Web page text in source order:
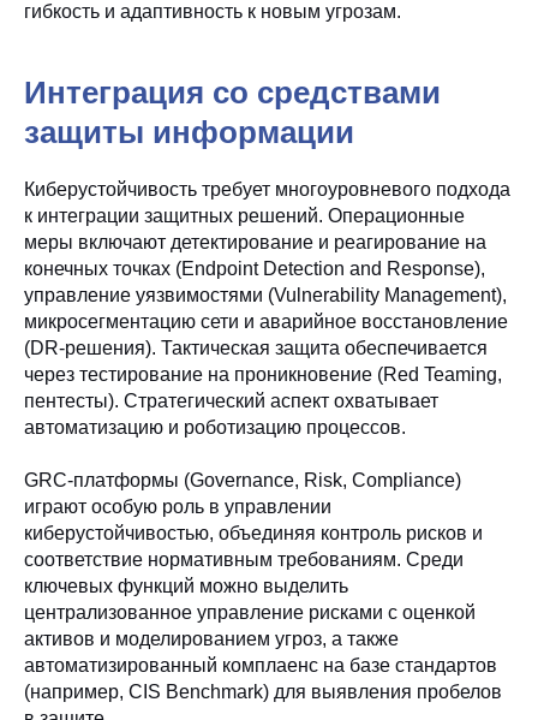
гибкость и адаптивность к новым угрозам.
Интеграция со средствами
защиты информации
Киберустойчивость требует многоуровневого подхода
к интеграции защитных решений. Операционные
меры включают детектирование и реагирование на
конечных точках (Endpoint Detection and Response),
управление уязвимостями (Vulnerability Management),
микросегментацию сети и аварийное восстановление
(DR-решения). Тактическая защита обеспечивается
через тестирование на проникновение (Red Teaming,
пентесты). Стратегический аспект охватывает
автоматизацию и роботизацию процессов.
GRC-платформы (Governance, Risk, Compliance)
играют особую роль в управлении
киберустойчивостью, объединяя контроль рисков и
соответствие нормативным требованиям. Среди
ключевых функций можно выделить
централизованное управление рисками с оценкой
активов и моделированием угроз, а также
автоматизированный комплаенс на базе стандартов
(например, CIS Benchmark) для выявления пробелов